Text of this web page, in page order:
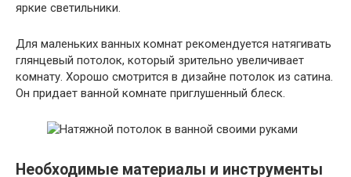
яркие светильники.
Для маленьких ванных комнат рекомендуется натягивать
глянцевый потолок, который зрительно увеличивает
комнату. Хорошо смотрится в дизайне потолок из сатина.
Он придает ванной комнате приглушенный блеск.
Необходимые материалы и инструменты